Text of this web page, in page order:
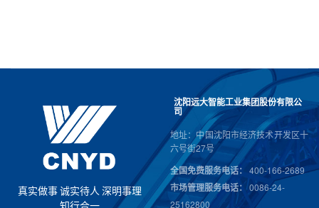
真实做事诚实待人 深明事理
沈阳远大智能工业集团股份有限公
司
地址：中国沈阳市经济技术开发区十
六号街27号
全国免费服务电话： 400-166-2689
市场管理服务电话：0086-24-
25162800